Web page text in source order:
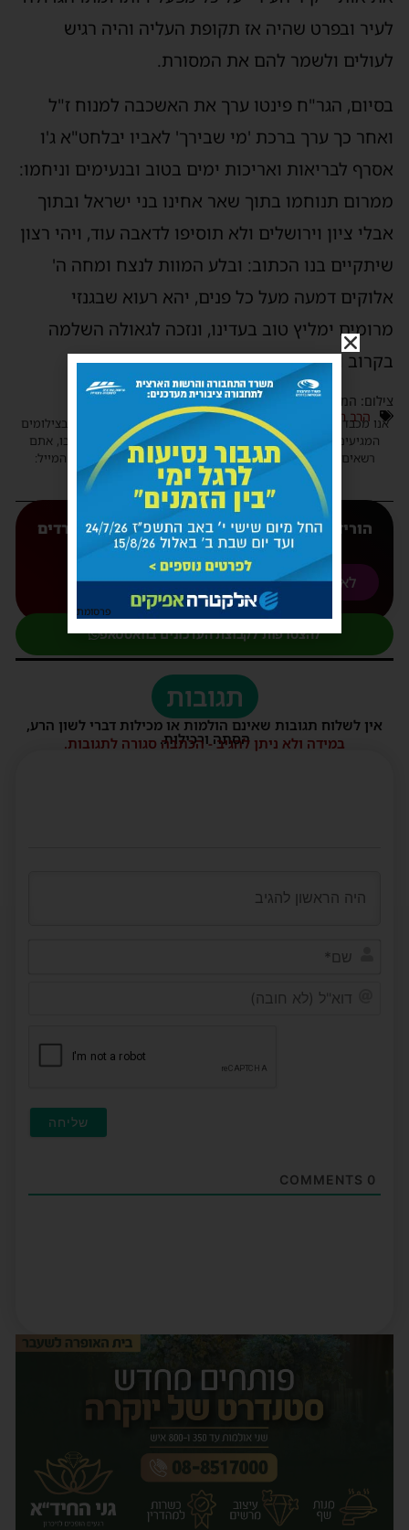
לעיר ובפרט שהיה אז תקופת העליה והיה רגיש
לעולים ולשמר להם את המסורת.
בסיום, הגר"ח פינטו ערך את האשכבה למנוח ז"ל
ואחר כך ערך ברכת 'מי שבירך' לאביו יבלחט"א ג'ו
אסרף לבריאות ואריכות ימים בטוב ובנעימים וניחמו:
ממרום תנוחמו בתוך שאר אחינו בני ישראל ובתוך
אבלי ציון וירושלים ולא תוסיפו לדאבה עוד, ויהי רצון
שיתקיים בנו הכתוב: ובלע המוות לנצח ומחה ה'
אלוקים דמעה מעל כל פנים, יהא רעוא שבגנזי
מרומים ימליץ טוב בעדינו, ונזכה לגאולה השלמה
בקרוב ולתחית המתים במהרה בימינו.
צילום: המועצה הדתית אשדוד
הרב חיים פינטו
הרב עובדיה דהן,ניחום אבלים
אנו מכבדים זכויות יוצרים ועושים מאמץ לאתר את בעלי הזכויות בצילומים
המגיעים לידינו. אם זיהיתים בפרסומינו צילום שיש לכם זכויות בו, אתם
רשאים לפנות אלינו ולבקש לחדול מהשימוש באמצעות כתובת המייל:
haredim.ashdod@gmail.com
הורידו עכשיו את האפליקצייה המובילה של 'חרדים
אשדוד' אליכם לנייד
לאנדורואיד
לאפל
להצטרפות לקבוצת העדכונים בוואטסאפ
תגובות
אין לשלוח תגובות שאינם הולמות או מכילות דברי לשון הרע,
הסתה ורכילות.
במידה ולא ניתן להגיב - הכתבה סגורה לתגובות.
0
פרסומת